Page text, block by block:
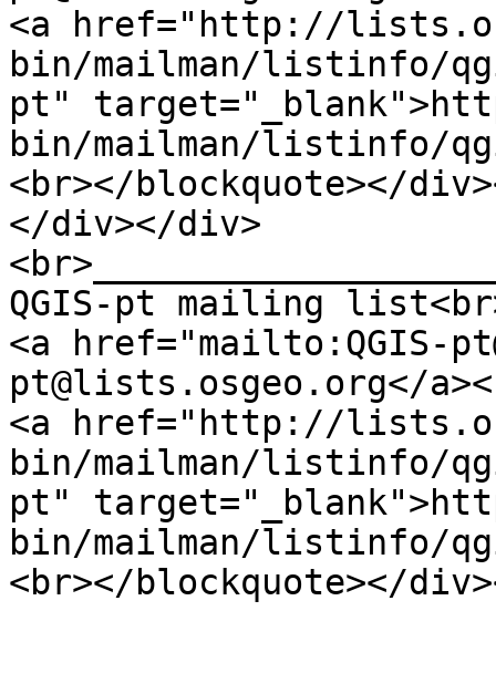
<a href="http://
bin/mailman/listinfo/
pt"
bin/mailman/listinfo/
<br></blockquote></
</div></div>
QGIS-pt mailing
<a href="mailto:QGIS-
pt@lists.osgeo.org</
<a href="http://
bin/mailman/listinfo/
pt"
bin/mailman/listinfo/
<br></blockquote></